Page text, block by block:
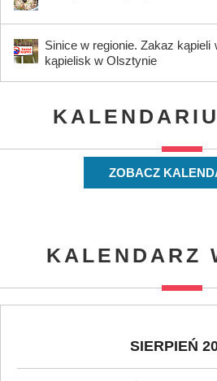
Sinice w regionie. Zakaz kąpieli
kąpielisk w Olsztynie
ZOBACZ
KALENDARZ
SIERPIEŃ